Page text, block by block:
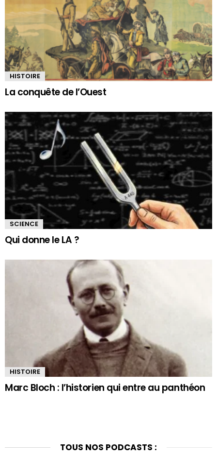
HISTOIRE
La conquête de l’Ouest
SCIENCE
Qui donne le LA ?
HISTOIRE
Marc Bloch : l’historien qui entre au panthéon
TOUS NOS PODCASTS :